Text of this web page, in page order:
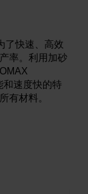
了快速、高效
率。利用加砂
和速度快的特
有材料。